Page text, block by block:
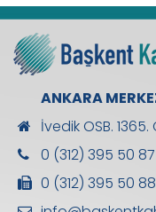
ANKARA
İvedik OSB.
0 (312) 395 50 87
0 (312) 395 50 88